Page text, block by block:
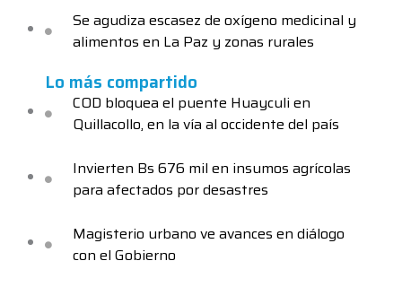
Se agudiza escasez de oxígeno medicinal y
alimentos en La Paz y zonas rurales
Lo más compartido
COD bloquea el puente Huayculi en
Quillacollo, en la vía al occidente del país
Invierten Bs 676 mil en insumos agrícolas
para afectados por desastres
Magisterio urbano ve avances en diálogo
con el Gobierno